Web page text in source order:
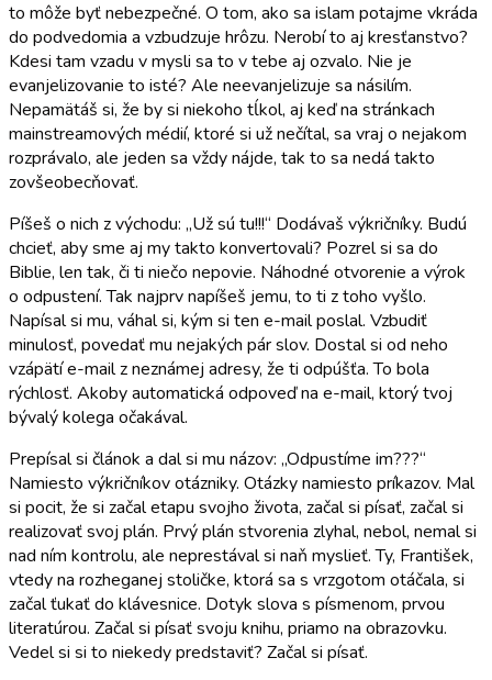
to môže byť nebezpečné. O tom, ako sa islam potajme vkráda
do podvedomia a vzbudzuje hrôzu. Nerobí to aj kresťanstvo?
Kdesi tam vzadu v mysli sa to v tebe aj ozvalo. Nie je
evanjelizovanie to isté? Ale neevanjelizuje sa násilím.
Nepamätáš si, že by si niekoho tĺkol, aj keď na stránkach
mainstreamových médií, ktoré si už nečítal, sa vraj o nejakom
rozprávalo, ale jeden sa vždy nájde, tak to sa nedá takto
zovšeobecňovať.
Píšeš o nich z východu: „Už sú tu!!!“ Dodávaš výkričníky. Budú
chcieť, aby sme aj my takto konvertovali? Pozrel si sa do
Biblie, len tak, či ti niečo nepovie. Náhodné otvorenie a výrok
o odpustení. Tak najprv napíšeš jemu, to ti z toho vyšlo.
Napísal si mu, váhal si, kým si ten e-mail poslal. Vzbudiť
minulosť, povedať mu nejakých pár slov. Dostal si od neho
vzápätí e-mail z neznámej adresy, že ti odpúšťa. To bola
rýchlosť. Akoby automatická odpoveď na e-mail, ktorý tvoj
bývalý kolega očakával.
Prepísal si článok a dal si mu názov: „Odpustíme im???“
Namiesto výkričníkov otázniky. Otázky namiesto príkazov. Mal
si pocit, že si začal etapu svojho života, začal si písať, začal si
realizovať svoj plán. Prvý plán stvorenia zlyhal, nebol, nemal si
nad ním kontrolu, ale neprestával si naň myslieť. Ty, František,
vtedy na rozheganej stoličke, ktorá sa s vrzgotom otáčala, si
začal ťukať do klávesnice. Dotyk slova s písmenom, prvou
literatúrou. Začal si písať svoju knihu, priamo na obrazovku.
Vedel si si to niekedy predstaviť? Začal si písať.